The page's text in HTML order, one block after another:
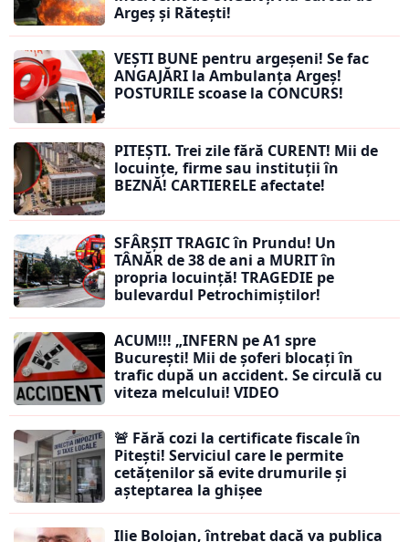
Argeș și Rătești!
VEȘTI BUNE pentru argeșeni! Se fac
ANGAJĂRI la Ambulanța Argeș!
POSTURILE scoase la CONCURS!
PITEȘTI. Trei zile fără CURENT! Mii de
locuințe, firme sau instituții în
BEZNĂ! CARTIERELE afectate!
SFÂRȘIT TRAGIC în Prundu! Un
TÂNĂR de 38 de ani a MURIT în
propria locuință! TRAGEDIE pe
bulevardul Petrochimiștilor!
ACUM!!! „INFERN pe A1 spre
București! Mii de șoferi blocați în
trafic după un accident. Se circulă cu
viteza melcului! VIDEO
🚨 Fără cozi la certificate fiscale în
Pitești! Serviciul care le permite
cetățenilor să evite drumurile și
așteptarea la ghișee
Ilie Bolojan, întrebat dacă va publica